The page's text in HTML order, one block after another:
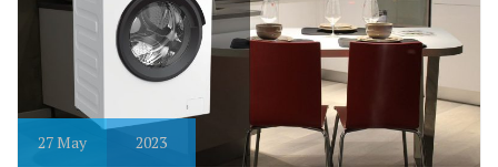
27May 2023